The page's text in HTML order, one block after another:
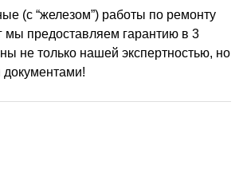
(с “железом”) работы по ремонту
мы предоставляем гарантию в 3
не только нашей экспертностью, но